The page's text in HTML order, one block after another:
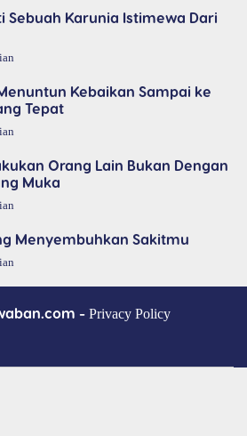
Sebuah Karunia Istimewa Dari
Kebaikan Sampai ke
Tepat
Orang Lain Bukan Dengan
Muka
Menyembuhkan Sakitmu
- Privacy Policy